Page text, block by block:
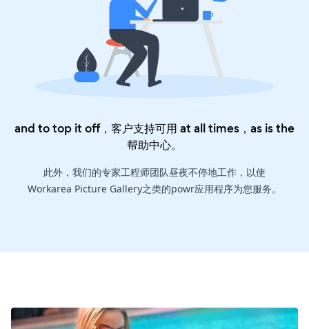
and to top it off，客户支持可用 at all times，as is the
帮助中心。
此外，我们的专家工程师团队昼夜不停地工作，以使
Workarea Picture Gallery之类的powr应用程序为您服务。